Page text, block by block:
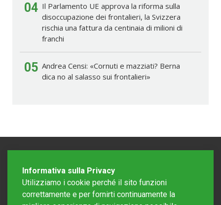
04 Il Parlamento UE approva la riforma sulla
disoccupazione dei frontalieri, la Svizzera
rischia una fattura da centinaia di milioni di
franchi
05 Andrea Censi: «Cornuti e mazziati? Berna
dica no al salasso sui frontalieri»
Informativa sulla Privacy
Utilizziamo i cookie perché il sito funzioni
correttamente e per fornirti continuamente la